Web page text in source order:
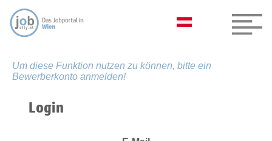
Um diese Funktion nutzen zu können, bitte ein
Bewerberkonto anmelden!
Login